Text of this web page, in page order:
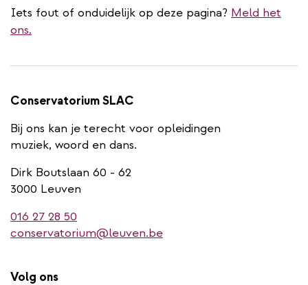
Iets fout of onduidelijk op deze pagina? Meld het
ons.
Conservatorium SLAC
Bij ons kan je terecht voor opleidingen
muziek, woord en dans.
Dirk Boutslaan 60 - 62
3000 Leuven
016 27 28 50
conservatorium@leuven.be
Volg ons